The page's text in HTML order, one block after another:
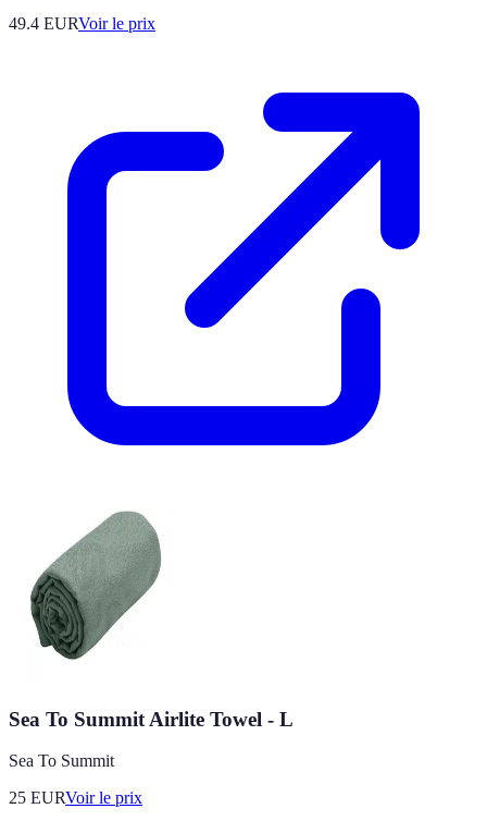
49.4 EURVoir le prix
Sea To Summit Airlite Towel - L
Sea To Summit
25 EURVoir le prix